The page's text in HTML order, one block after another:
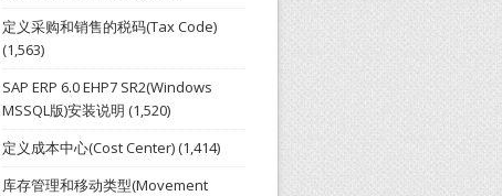
定义采购和销售的税码(Tax Code)
(1,563)
SAP ERP 6.0 EHP7 SR2(Windows
MSSQL版)安装说明 (1,520)
定义成本中心(Cost Center)(1,414)
库存管理和移动类型(Movement